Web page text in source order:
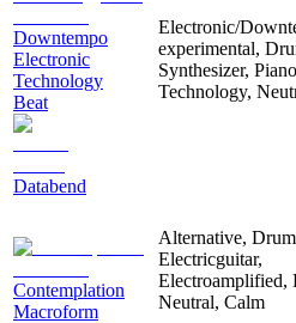
Downtempo
Electronic
Technology
Beat
Databend
Electronic/
experimental,
Synthesizer,
Technology,
Contemplation
Macroform
Alternative,
Electricguitar,
Electroamplified,
Neutral, Calm